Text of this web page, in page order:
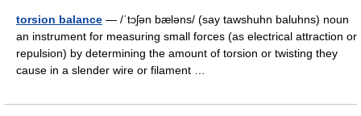
torsion balance — /ˈtɔʃən bæləns/ (say tawshuhn baluhns) noun
an instrument for measuring small forces (as electrical attraction or
repulsion) by determining the amount of torsion or twisting they
cause in a slender wire or filament …